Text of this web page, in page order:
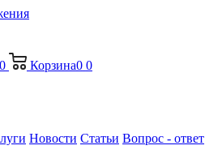
0 Корзина0 0
Новости Статьи Вопрос - ответ